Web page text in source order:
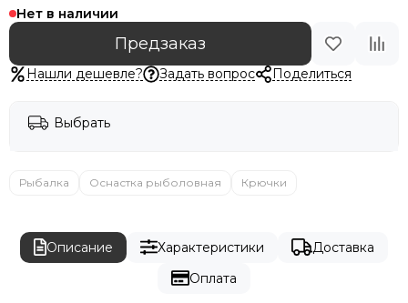
Нет в наличии
Предзаказ
Нашли дешевле? Задать вопрос Поделиться
Выбрать
Рыбалка Оснастка рыболовная Крючки
Описание Характеристики
Доставка
Оплата